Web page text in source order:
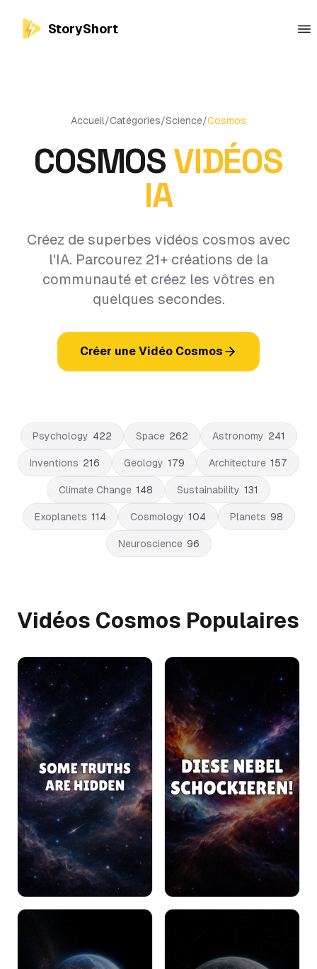
StoryShort
Accueil/Catégories/Science/Cosmos
COSMOSVIDÉOS
IA
Créez de superbes vidéos cosmos avec
l'IA. Parcourez 21+ créations de la
communauté et créez les vôtres en
quelques secondes.
Créer une Vidéo Cosmos
Psychology 422 Space 262 Astronomy 241
Inventions 216 Geology 179 Architecture 157
Climate Change 148 Sustainability 131
Exoplanets 114 Cosmology 104 Planets 98
Neuroscience 96
Vidéos Cosmos Populaires